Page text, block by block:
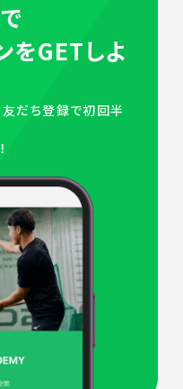
をGETしよ
だち登録で初回半